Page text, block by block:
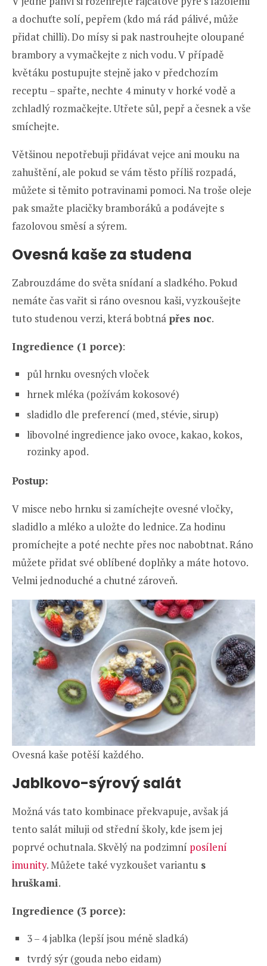
a dochuťte solí, pepřem (kdo má rád pálivé, může
přidat chilli). Do mísy si pak nastrouhejte oloupané
brambory a vymačkejte z nich vodu. V případě
květáku postupujte stejně jako v předchozím
receptu – spařte, nechte 4 minuty v horké vodě a
zchladlý rozmačkejte. Utřete sůl, pepř a česnek a vše
smíchejte.
Většinou nepotřebuji přidávat vejce ani mouku na
zahuštění, ale pokud se vám těsto příliš rozpadá,
můžete si těmito potravinami pomoci. Na troše oleje
pak smažte placičky bramboráků a podávejte s
fazolovou směsí a sýrem.
Ovesná kaše za studena
Zabrouzdáme do světa snídaní a sladkého. Pokud
nemáte čas vařit si ráno ovesnou kaši, vyzkoušejte
tuto studenou verzi, která bobtná přes noc.
Ingredience (1 porce):
půl hrnku ovesných vloček
hrnek mléka (požívám kokosové)
sladidlo dle preferencí (med, stévie, sirup)
libovolné ingredience jako ovoce, kakao, kokos,
rozinky apod.
Postup:
V misce nebo hrnku si zamíchejte ovesné vločky,
sladidlo a mléko a uložte do lednice. Za hodinu
promíchejte a poté nechte přes noc nabobtnat. Ráno
můžete přidat své oblíbené doplňky a máte hotovo.
Velmi jednoduché a chutné zároveň.
Ovesná kaše potěší každého.
Jablkovo-sýrový salát
Možná vás tato kombinace překvapuje, avšak já
tento salát miluji od střední školy, kde jsem jej
poprvé ochutnala. Skvělý na podzimní posílení
imunity. Můžete také vyzkoušet variantu s
hruškami.
Ingredience (3 porce):
3 – 4 jablka (lepší jsou méně sladká)
tvrdý sýr (gouda nebo eidam)